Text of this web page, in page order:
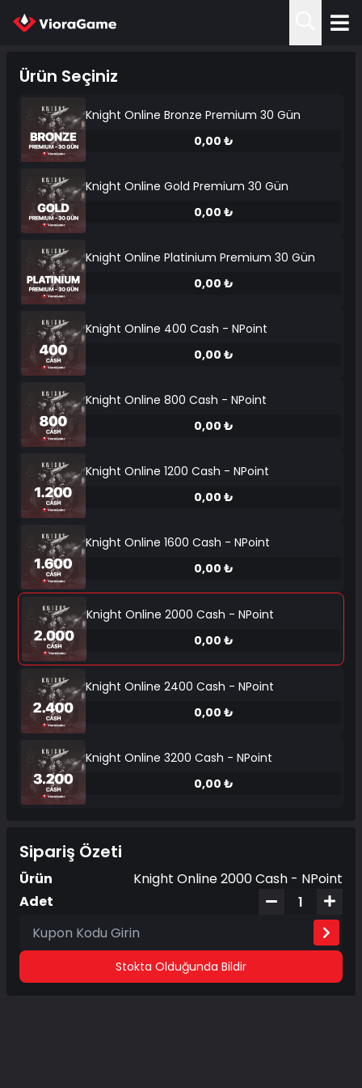
Ürün Seçiniz
Knight Online Bronze Premium 30 Gün
0,00 ₺
Knight Online Gold Premium 30 Gün
0,00 ₺
Knight Online Platinium Premium 30 Gün
0,00 ₺
Knight Online 400 Cash - NPoint
0,00 ₺
Knight Online 800 Cash - NPoint
0,00 ₺
Knight Online 1200 Cash - NPoint
0,00 ₺
Knight Online 1600 Cash - NPoint
0,00 ₺
Knight Online 2000 Cash - NPoint
0,00 ₺
Knight Online 2400 Cash - NPoint
0,00 ₺
Knight Online 3200 Cash - NPoint
0,00 ₺
Sipariş Özeti
Ürün
Knight Online 2000 Cash - NPoint
Adet
Stokta Olduğunda Bildir